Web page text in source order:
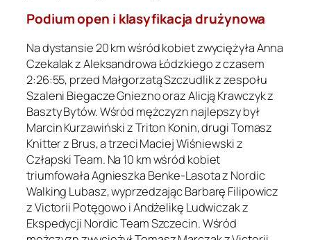
Podium open i klasyfikacja drużynowa
Na dystansie 20 km wśród kobiet zwyciężyła Anna
Czekalak z Aleksandrowa Łódzkiego z czasem
2:26:55, przed Małgorzatą Szczudlik z zespołu
Szaleni Biegacze Gniezno oraz Alicją Krawczyk z
Baszty Bytów. Wśród mężczyzn najlepszy był
Marcin Kurzawiński z Triton Konin, drugi Tomasz
Knitter z Brus, a trzeci Maciej Wiśniewski z
Człapski Team. Na 10 km wśród kobiet
triumfowała Agnieszka Benke-Lasota z Nordic
Walking Lubasz, wyprzedzając Barbarę Filipowicz
z Victorii Potęgowo i Andżelikę Ludwiczak z
Ekspedycji Nordic Team Szczecin. Wśród